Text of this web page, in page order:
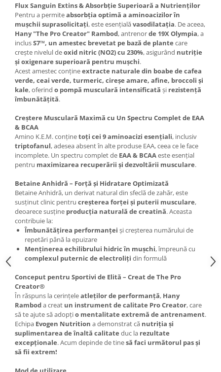
Flux Sanguin Extins & Absorbție Superioară a Nutrienților
Pentru a permiteabsorbția optimă a aminoacizilor în
mușchii suprasolicitați, este esențialăvasodilatația. De aceea,
Hany "The Pro Creator" Rambod, antrenorde 19X Olympia, a
inclusS7™, un amestec brevetat pe bază de plante care
crește nivelul deoxid nitric (NO2) cu 230%, asigurând nutriție
și oxigenare superioară pentru mușchi.
Acest amestec conțineextracte naturale din boabe de cafea
verde, ceai verde, turmeric, cireșe amare, afine, broccoli și
kale, oferind o pompă musculară intensificată și rezistență
îmbunătățită.
Creștere Musculară Maximă cu Un Spectru Complet de EAA
& BCAA
Amino K.E.M. conținetoți cei 9 aminoacizi esențiali, inclusiv
triptofanul, adesea absent în alte produse EAA, ceea ce le face
incomplete. Un spectru complet de EAA & BCAAeste esențial
pentru maximizarea recuperării și dezvoltării musculare.
Betaine Anhidră – Forță și Hidratare Optimizată
Betaine Anhidră, un derivat natural din sfeclă de zahăr, este
susținut clinic pentru creșterea forței și puterii musculare,
deoarece susține producția naturală de creatină. Aceasta
contribuie la:
Îmbunătățirea performanței și creșterea numărului de
repetări până la epuizare
Menținerea echilibrului hidric în mușchi, împreună cu
complexul puternic de electroliți din formulă
Conceput pentru Sportivi de Elită – Creat de The Pro
Creator®
În răspuns la cerințeleatleților de performanță, Hany
Ramboda creat un instrument de calitate Pro Creator, care
să te ajute să adopțio mentalitate extremă de antrenament.
Echipa Evogen Nutrition a demonstrat că nutriția și
suplimentarea de înaltă calitate duc la rezultate
excepționale. Acum depinde de tinesă faci următorul pas și
să fii extrem!